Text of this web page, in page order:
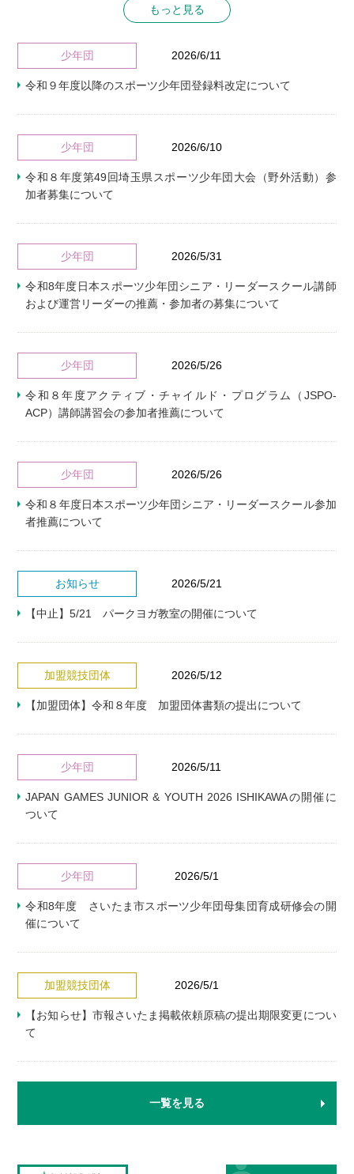
もっと見る
少年団 2026/6/11
令和９年度以降のスポーツ少年団登録料改定について
少年団 2026/6/10
令和８年度第49回埼玉県スポーツ少年団大会（野外活動）参
加者募集について
少年団 2026/5/31
令和8年度日本スポーツ少年団シニア・リーダースクール講師
および運営リーダーの推薦・参加者の募集について
少年団 2026/5/26
令和８年度アクティブ・チャイルド・プログラム（JSPO-
ACP）講師講習会の参加者推薦について
少年団 2026/5/26
令和８年度日本スポーツ少年団シニア・リーダースクール参加
者推薦について
お知らせ 2026/5/21
【中止】5/21 パークヨガ教室の開催について
加盟競技団体 2026/5/12
【加盟団体】令和８年度 加盟団体書類の提出について
少年団 2026/5/11
JAPAN GAMES JUNIOR & YOUTH 2026 ISHIKAWAの開催に
ついて
少年団 2026/5/1
令和8年度 さいたま市スポーツ少年団母集団育成研修会の開
催について
加盟競技団体 2026/5/1
【お知らせ】市報さいたま掲載依頼原稿の提出期限変更につい
て
一覧を見る